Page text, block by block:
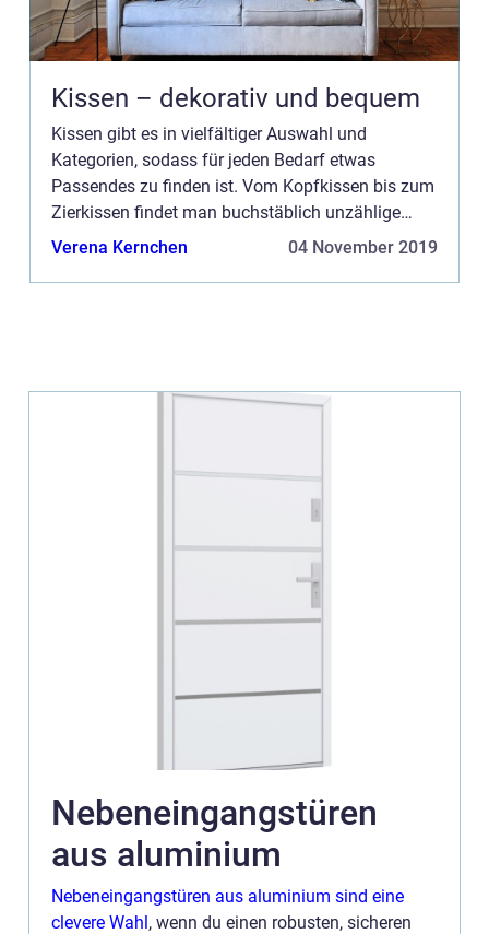
Kissen – dekorativ und bequem
Kissen gibt es in vielfältiger Auswahl und
Kategorien, sodass für jeden Bedarf etwas
Passendes zu finden ist. Vom Kopfkissen bis zum
Zierkissen findet man buchstäblich unzählige
Produkte im Internet. Es gibt sie auf der Couch, es
Verena Kernchen 04 November 2019
Nebeneingangstüren
aus aluminium
Nebeneingangstüren aus aluminium sind eine
clevere Wahl, wenn du einen robusten, sicheren